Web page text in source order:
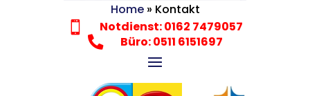
Home» Kontakt

Notdienst: 0162 7479057

Büro: 0511 6151697